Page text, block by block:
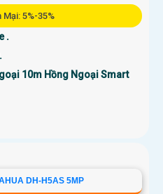
Mại: 5%-35%
.
10m Hồng Ngoại Smart
DH-H5AS 5MP